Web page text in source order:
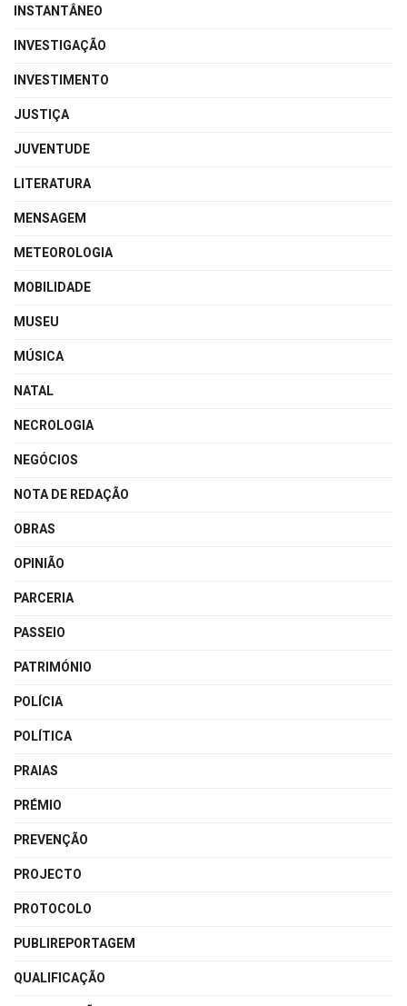
INSTANTÂNEO
INVESTIGAÇÃO
INVESTIMENTO
JUSTIÇA
JUVENTUDE
LITERATURA
MENSAGEM
METEOROLOGIA
MOBILIDADE
MUSEU
MÚSICA
NATAL
NECROLOGIA
NEGÓCIOS
NOTA DE REDAÇÃO
OBRAS
OPINIÃO
PARCERIA
PASSEIO
PATRIMÓNIO
POLÍCIA
POLÍTICA
PRAIAS
PRÉMIO
PREVENÇÃO
PROJECTO
PROTOCOLO
PUBLIREPORTAGEM
QUALIFICAÇÃO